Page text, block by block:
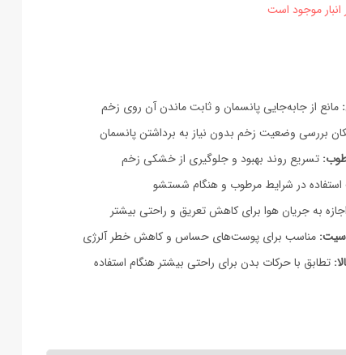
مانع از جابه‌جایی پانسمان و ثابت ماندن آن روی زخم
بررسی وضعیت زخم بدون نیاز به برداشتن پانسمان
تسریع روند بهبود و جلوگیری از خشکی زخم
استفاده در شرایط مرطوب و هنگام شستشو
اجازه به جریان هوا برای کاهش تعریق و راحتی بیشتر
مناسب برای پوست‌های حساس و کاهش خطر آلرژی
تطابق با حرکات بدن برای راحتی بیشتر هنگام استفاده